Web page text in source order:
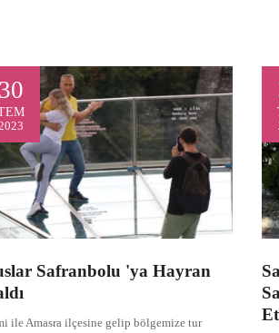
30
Safranbolu 'ya Hayran
ile Amasra ilçesine gelip bölgemize tur